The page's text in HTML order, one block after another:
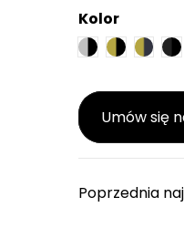
Kolor
Silver/Black
Brass
Umów się
Poprzednia